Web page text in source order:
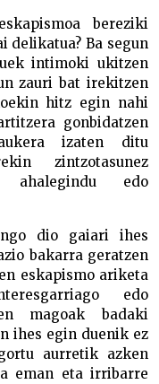
bereziki
delikatua? Ba segun
intimoki ukitzen
zauri bat irekitzen
hitz egin nahi
gonbidatzen
izaten ditu
zintzotasunez
ahalegindu edo
dio gaiari ihes
bakarra geratzen
eskapismo ariketa
edo
magoak badaki
ihes egin duenik ez
aurretik azken
eman eta irribarre